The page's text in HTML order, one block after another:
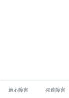
適応障害 発達障害